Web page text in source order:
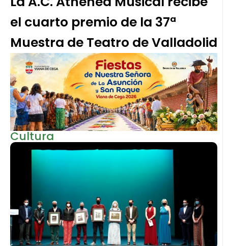
el cuarto premio de la 37ª
Muestra de Teatro de Valladolid
Cultura